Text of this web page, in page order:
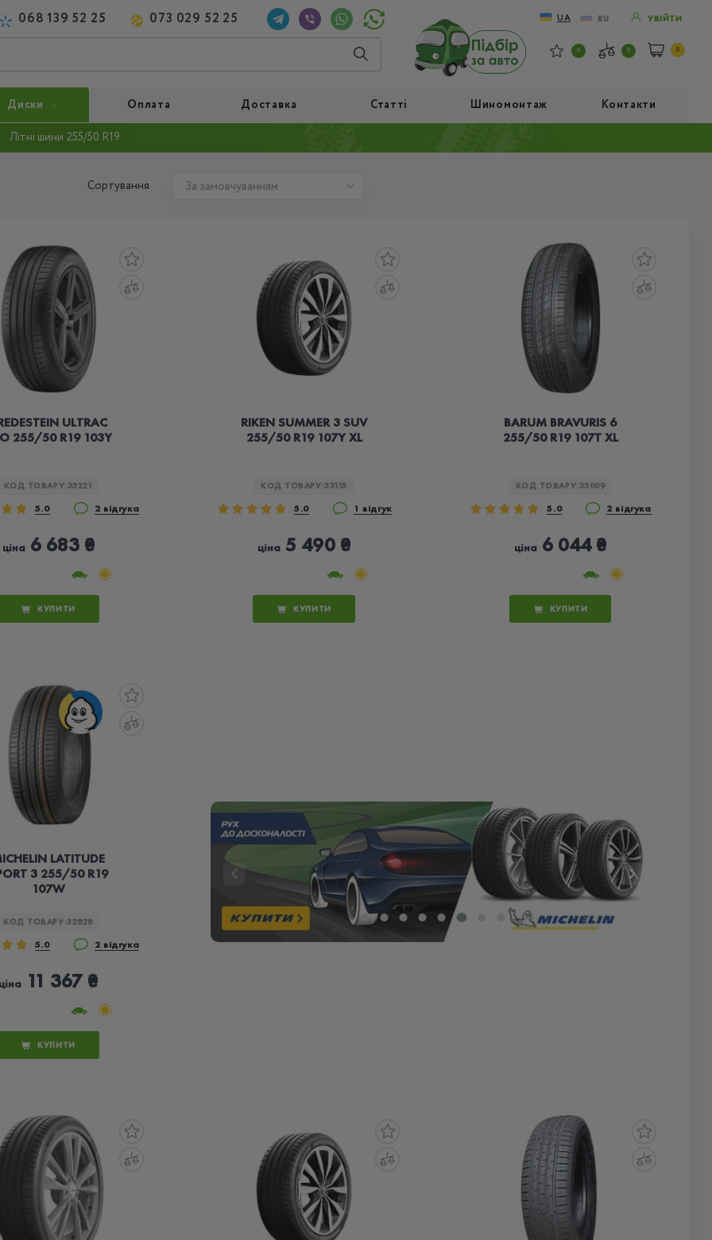
068 139 52 25 073 029 52 25 UA RU УВІЙТИ
0 0 0
Диски Оплата Доставка Статті Шиномонтаж Контакти
Літні шини 255/50 R19
Сортування
ULTRAC
255/50 R19 103Y
КОД ТОВАРУ:33221
5.0 2 відгука
ціна6 683 ₴
КУПИТИ
RIKEN SUMMER 3 SUV
255/50 R19 107Y XL
КОД ТОВАРУ:33115
5.0 1 відгук
ціна 5 490 ₴
КУПИТИ
BARUM BRAVURIS 6
255/50 R19 107T XL
КОД ТОВАРУ:33009
5.0 2 відгука
ціна 6 044 ₴
КУПИТИ
LATITUDE
3 255/50 R19
107W
КОД ТОВАРУ:32828
5.0 2 відгука
ціна 11 367 ₴
КУПИТИ